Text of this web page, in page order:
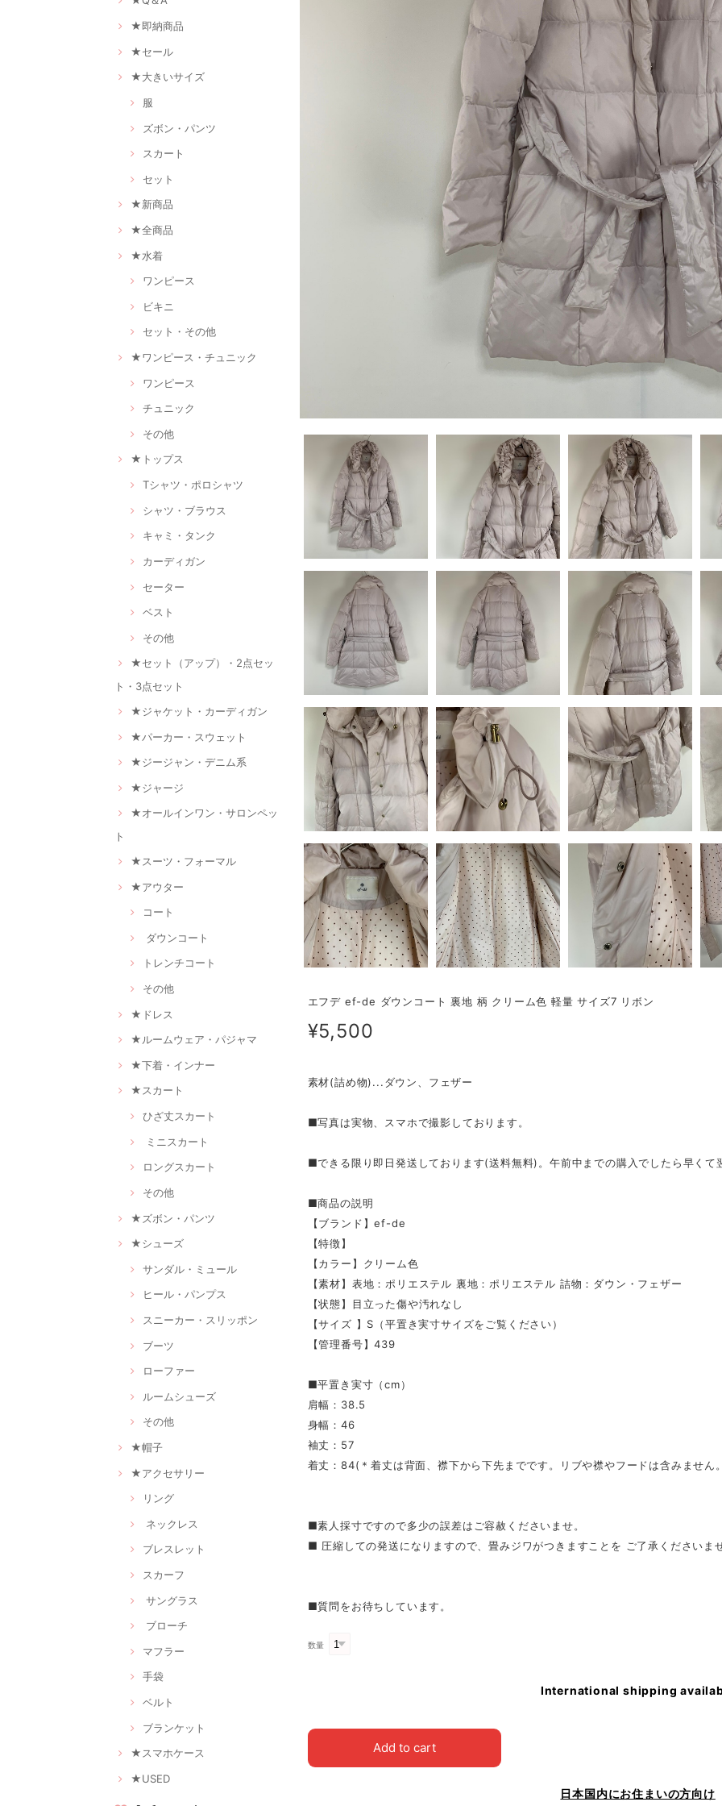
★即納商品
★セール
★大きいサイズ
服
ズボン・パンツ
スカート
セット
★新商品
★全商品
★水着
ワンピース
ビキニ
セット・その他
★ワンピース・チュニック
ワンピース
チュニック
その他
★トップス
Tシャツ・ポロシャツ
シャツ・ブラウス
キャミ・タンク
カーディガン
セーター
ベスト
その他
★セット（アップ）・2点セッ
ト・3点セット
★ジャケット・カーディガン
★パーカー・スウェット
★ジージャン・デニム系
★ジャージ
★オールインワン・サロンペッ
ト
★スーツ・フォーマル
★アウター
コート
ダウンコート
トレンチコート
その他
★ドレス
★ルームウェア・パジャマ
★下着・インナー
★スカート
ひざ丈スカート
ミニスカート
ロングスカート
その他
★ズボン・パンツ
★シューズ
サンダル・ミュール
ヒール・パンプス
スニーカー・スリッポン
ブーツ
ローファー
ルームシューズ
その他
★帽子
★アクセサリー
リング
ネックレス
ブレスレット
スカーフ
サングラス
ブローチ
マフラー
手袋
ベルト
ブランケット
★スマホケース
★USED
エフデ ef-de ダウンコート 裏地 柄 クリーム色 軽量 サイズ7 リボン
¥5,500
素材(詰め物)...ダウン、フェザー
■写真は実物、スマホで撮影しております。
■できる限り即日発送しております(送料無料)。午前中までの購入でしたら早くて
■商品の説明
【ブランド】ef-de
【特徴】
【カラー】クリーム色
【素材】表地：ポリエステル 裏地：ポリエステル 詰物：ダウン・フェザー
【状態】目立った傷や汚れなし
【サイズ 】S（平置き実寸サイズをご覧ください）
【管理番号】439
■平置き実寸（cm）
肩幅：38.5
身幅：46
袖丈：57
着丈：84(＊着丈は背面、襟下から下先までです。リブや襟やフードは含みません
■素人採寸ですので多少の誤差はご容赦くださいませ。
■ 圧縮しての発送になりますので、畳みジワがつきますことを ご了承くださいませ
■質問をお待ちしています。
数量
International shipping
Add to cart
日本国内にお住まいの方向け